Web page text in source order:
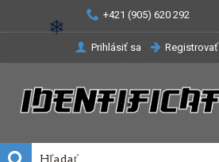
+421 (905) 620 292
Prihlásiť sa Registrovať
❄